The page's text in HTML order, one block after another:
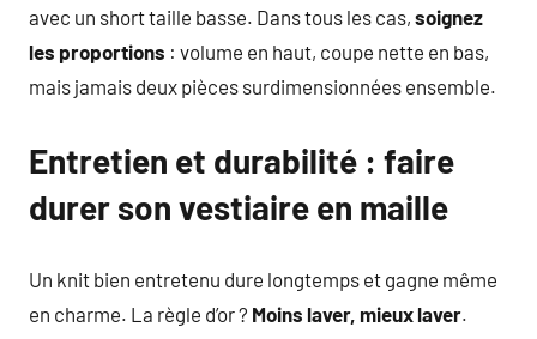
avec un short taille basse. Dans tous les cas, soignez
les proportions : volume en haut, coupe nette en bas,
mais jamais deux pièces surdimensionnées ensemble.
Entretien et durabilité : faire
durer son vestiaire en maille
Un knit bien entretenu dure longtemps et gagne même
en charme. La règle d’or ? Moins laver, mieux laver.